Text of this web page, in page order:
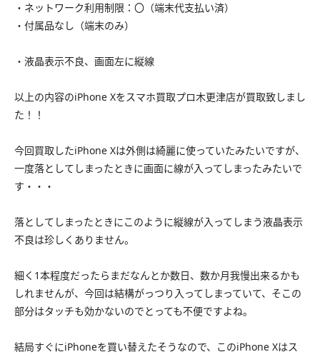
・ネットワーク利用制限：〇（端末代支払い済）
・付属品なし（端末のみ）
・液晶表示不良、画面左に縦線
以上の内容のiPhone Xをスマホ買取プロ木更津店が買取致しまし
た！！
今回買取したiPhone Xは外側は綺麗に使っていたみたいですが、
一度落としてしまったときに画面に線が入ってしまったみたいで
す・・・
落としてしまったときにこのように縦線が入ってしまう液晶表示
不良は珍しくありません。
細く1本程度だったらまだなんとか数日、数か月我慢出来るかも
しれませんが、今回は結構がっつり入ってしまっていて、そこの
部分はタッチも効かないのでとっても不便ですよね。
結局すぐにiPhoneを買い替えたそうなので、このiPhone Xはス